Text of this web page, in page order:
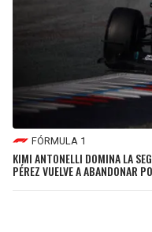
FÓRMULA 1
KIMI ANTONELLI DOMINA LA
PÉREZ VUELVE A ABANDONAR